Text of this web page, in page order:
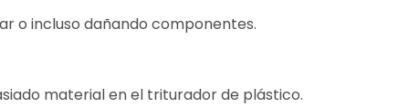
o incluso dañando componentes.
material en el triturador de plástico.